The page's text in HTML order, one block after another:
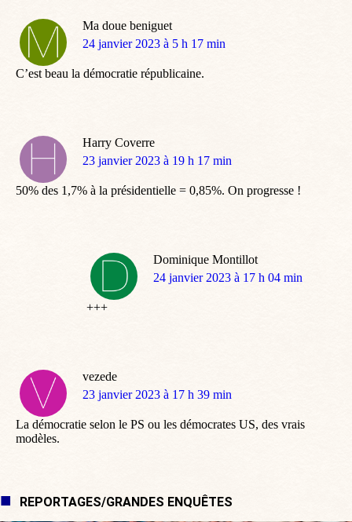
Ma doue beniguet
dit
24 janvier 2023 à 5 h 17 min
C’est beau la démocratie républicaine.
Harry Coverre
dit
23 janvier 2023 à 19 h 17 min
50% des 1,7% à la présidentielle = 0,85%. On progresse !
Dominique Montillot
dit
24 janvier 2023 à 17 h 04 min
+++
vezede
dit
23 janvier 2023 à 17 h 39 min
La démocratie selon le PS ou les démocrates US, des vrais
modèles.
REPORTAGES/GRANDES ENQUÊTES